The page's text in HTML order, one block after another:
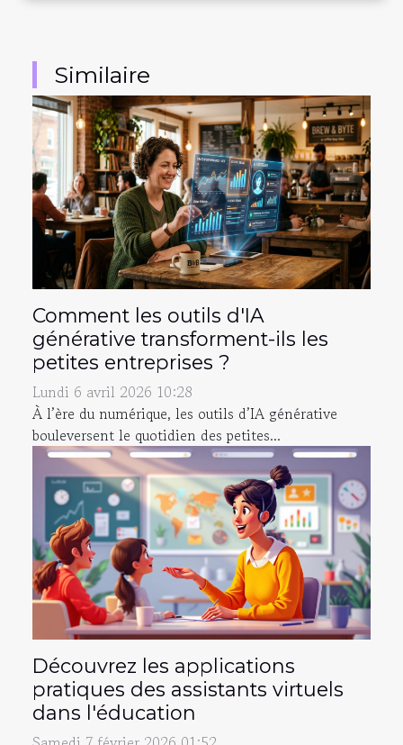
Similaire
Comment les outils d'IA
générative transforment-ils les
petites entreprises ?
Lundi 6 avril 2026 10:28
À l’ère du numérique, les outils d’IA générative
bouleversent le quotidien des petites...
Découvrez les applications
pratiques des assistants virtuels
dans l'éducation